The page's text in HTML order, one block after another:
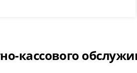
кассового